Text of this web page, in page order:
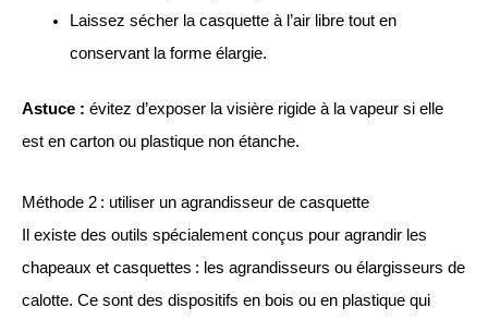
Laissez sécher la casquette à l’air libre tout en
conservant la forme élargie.
Astuce : évitez d’exposer la visière rigide à la vapeur si elle
est en carton ou plastique non étanche.
Méthode 2 : utiliser un agrandisseur de casquette
Il existe des outils spécialement conçus pour agrandir les
chapeaux et casquettes : les agrandisseurs ou élargisseurs de
calotte. Ce sont des dispositifs en bois ou en plastique qui